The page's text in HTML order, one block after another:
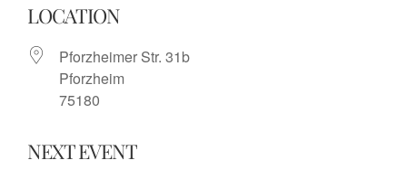
LOCATION
Pforzheimer Str. 31b
Pforzheim
75180
NEXT EVENT